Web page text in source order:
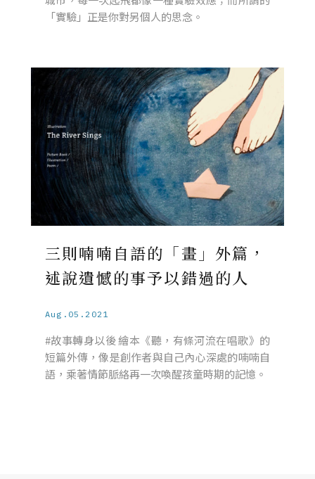
「實驗」正是你對另個人的思念。
三則喃喃自語的「畫」外篇，
述說遺憾的事予以錯過的人
Aug.05.2021
#故事轉身以後 繪本《聽，有條河流在唱歌》的
短篇外傳，像是創作者與自己內心深處的喃喃自
語，乘著情節脈絡再一次喚醒孩童時期的記憶。